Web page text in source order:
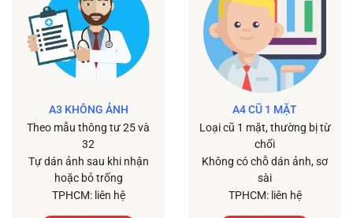
A3 KHÔNG ẢNH
Theo mẫu thông tư 25 và
32
Tự dán ảnh sau khi nhận
hoặc bỏ trống
TPHCM: liên hệ
A4 CŨ 1 MẶT
Loại cũ 1 mặt, thường bị từ
chối
Không có chỗ dán ảnh, sơ
sài
TPHCM: liên hệ